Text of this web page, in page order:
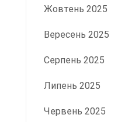
Жовтень 2025
Вересень 2025
Серпень 2025
Липень 2025
Червень 2025